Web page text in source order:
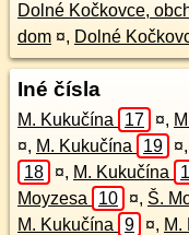
Dolné Kočkovce,
dom ¤, Dolné
Iné čísla
M. Kukučína 17 ¤,
¤, M. Kukučína 19 ¤,
18
¤, M. Kukučína
Moyzesa
10 ¤, Š.
M. Kukučína
9 ¤, M.